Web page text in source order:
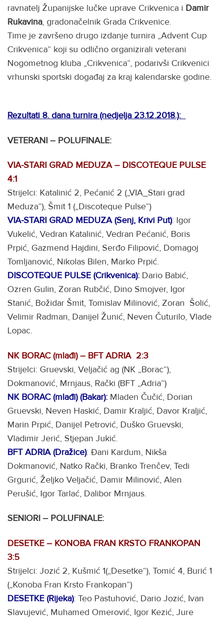
ravnatelj Županijske lučke uprave Crikvenica i Damir
Rukavina, gradonačelnik Grada Crikvenice.
Time je završeno drugo izdanje turnira „Advent Cup
Crikvenica“ koji su odlično organizirali veterani
Nogometnog kluba „Crikvenica“, podarivši Crikvenici
vrhunski sportski događaj za kraj kalendarske godine.
Rezultati 8. dana turnira (nedjelja 23.12.2018.):
VETERANI – POLUFINALE:
VIA-STARI GRAD MEDUZA – DISCOTEQUE PULSE
4:1
Strijelci: Katalinić 2, Pećanić 2 („VIA_Stari grad
Meduza“), Šmit 1 („Discoteque Pulse“)
VIA-STARI GRAD MEDUZA (Senj, Krivi Put): Igor
Vukelić, Vedran Katalinić, Vedran Pećanić, Boris
Prpić, Gazmend Hajdini, Serđo Filipović, Domagoj
Tomljanović, Nikolas Bilen, Marko Prpić.
DISCOTEQUE PULSE (Crikvenica): Dario Babić,
Ozren Gulin, Zoran Rubčić, Dino Smojver, Igor
Stanić, Božidar Šmit, Tomislav Milinović, Zoran Šolić,
Velimir Radman, Danijel Žunić, Neven Čuturilo, Vlade
Lopac.
NK BORAC (mlađi) – BFT ADRIA 2:3
Strijelci: Gruevski, Veljačić ag (NK „Borac“),
Dokmanović, Mrnjaus, Rački (BFT „Adria“)
NK BORAC (mlađi) (Bakar): Mladen Čučić, Dorian
Gruevski, Neven Haskić, Damir Kraljić, Davor Kraljić,
Marin Prpić, Danijel Petrović, Duško Gruevski,
Vladimir Jerić, Stjepan Jukić.
BFT ADRIA (Dražice): Đani Kardum, Nikša
Dokmanović, Natko Rački, Branko Trenčev, Tedi
Grgurić, Željko Veljačić, Damir Milinović, Alen
Perušić, Igor Tarlać, Dalibor Mrnjaus.
SENIORI – POLUFINALE:
DESETKE – KONOBA FRAN KRSTO FRANKOPAN
3:5
Strijelci: Jozić 2, Kušmić 1(„Desetke“), Tomić 4, Burić 1
(„Konoba Fran Krsto Frankopan“)
DESETKE (Rijeka): Teo Pastuhović, Dario Jozić, Ivan
Slavujević, Muhamed Omerović, Igor Kezić, Jure